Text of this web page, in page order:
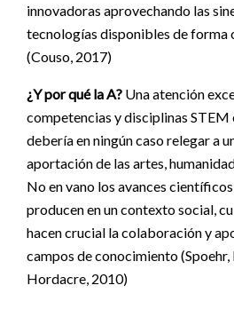
innovadoras aprovechando las
tecnologías disponibles de forma
(Couso, 2017)
¿Y por qué la A? Una atención
competencias y disciplinas STEM
debería en ningún caso relegar a
aportación de las artes,
No en vano los avances
producen en un contexto social,
hacen crucial la colaboración y
campos de conocimiento
Hordacre, 2010)